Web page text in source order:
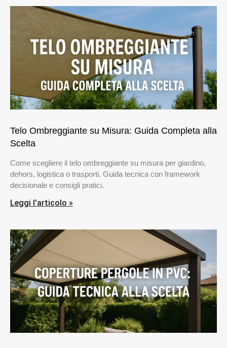
Telo Ombreggiante su Misura: Guida Completa alla
Scelta
Come scegliere il telo ombreggiante su misura per giardino,
dehors, logistica o trasporti. Guida tecnica con framework
decisionale e consigli pratici.
Leggi l'articolo »